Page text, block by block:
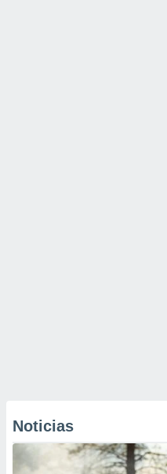
Noticias